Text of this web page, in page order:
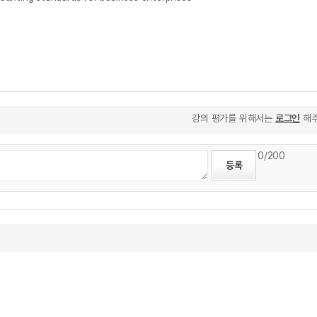
강의 평가를 위해서는 로그인 해
0/200